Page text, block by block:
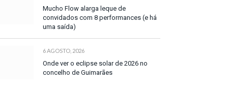
Mucho Flow alarga leque de
convidados com 8 performances (e há
uma saída)
6 AGOSTO, 2026
Onde ver o eclipse solar de 2026 no
concelho de Guimarães